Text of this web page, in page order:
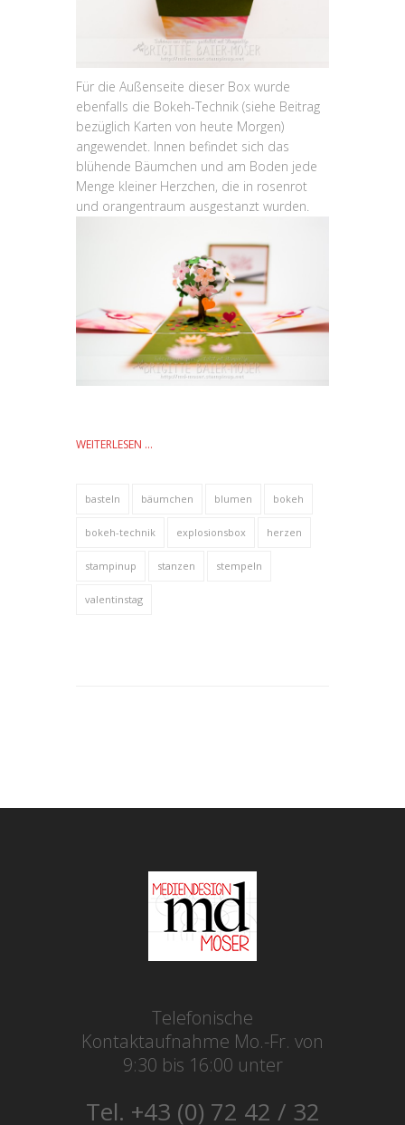
Für die Außenseite dieser Box wurde
ebenfalls die Bokeh-Technik (siehe Beitrag
bezüglich Karten von heute Morgen)
angewendet. Innen befindet sich das
blühende Bäumchen und am Boden jede
Menge kleiner Herzchen, die in rosenrot
und orangentraum ausgestanzt wurden.
WEITERLESEN …
basteln bäumchen blumen bokeh
bokeh-technik explosionsbox herzen
stampinup stanzen stempeln
valentinstag
Telefonische
Kontaktaufnahme Mo.-Fr. von
9:30 bis 16:00 unter
Tel. +43 (0) 72 42 / 32